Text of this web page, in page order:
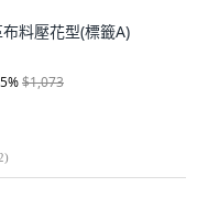
料壓花型(標籤A)
%$1,073
)